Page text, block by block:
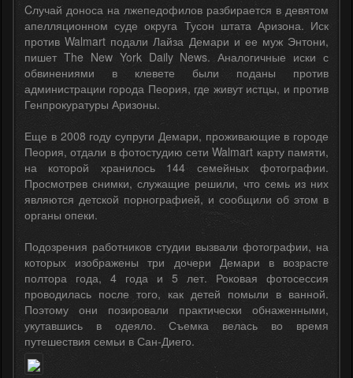
Cлучай доноса на лжепедофилов разбирается в девятом
апелляционном суде округа Тусон штата Аризона. Иск
против Walmart подали Лайза Демари и ее муж Энтони,
пишет The New York Daily News. Аналогичные иски с
обвинениями в клевете были поданы против
администрации города Пеория, где живут истцы, и против
Генпрокуратуры Аризоны.
Еще в 2008 году супруги Демари, проживающие в городе
Пеория, отдали в фотостудию сети Walmart карту памяти,
на которой хранилось 144 семейных фотографии.
Просмотрев снимки, служащие решили, что семь из них
являются детской порнографией, и сообщили об этом в
органы опеки.
Подозрения работников студии вызвали фотографии, на
которых изображены три дочери Демари в возрасте
полтора года, 4 года и 5 лет. Роковая фотосессия
проводилась после того, как детей помыли в ванной.
Поэтому они позировали практически обнаженными,
укутавшись в одеяло. Съемка велась во время
путешествия семьи в Сан-Диего.